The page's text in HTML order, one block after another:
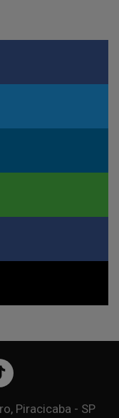
Piracicaba - SP